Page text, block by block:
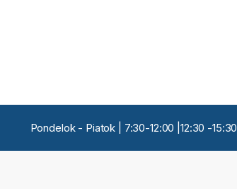
Pondelok - Piatok | 7:30-12:00 |12:30 -15:30